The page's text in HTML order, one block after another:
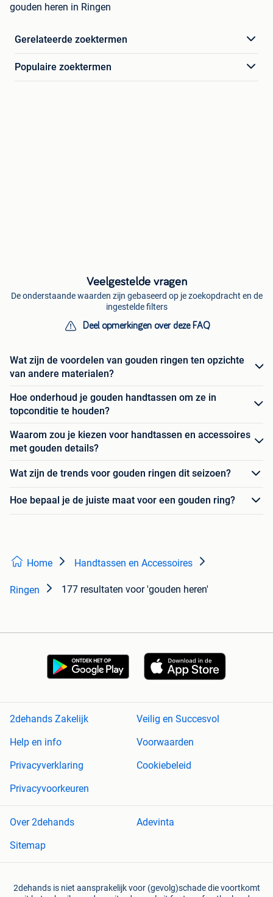
gouden heren in Ringen
Gerelateerde zoektermen
Populaire zoektermen
Veelgestelde vragen
De onderstaande waarden zijn gebaseerd op je zoekopdracht en de
ingestelde filters
Deel opmerkingen over deze FAQ
Wat zijn de voordelen van gouden ringen ten opzichte
van andere materialen?
Hoe onderhoud je gouden handtassen om ze in
topconditie te houden?
Waarom zou je kiezen voor handtassen en accessoires
met gouden details?
Wat zijn de trends voor gouden ringen dit seizoen?
Hoe bepaal je de juiste maat voor een gouden ring?
Home Handtassen en Accessoires
Ringen 177 resultaten voor 'gouden heren'
2dehands Zakelijk
Veilig en Succesvol
Help en info
Voorwaarden
Privacyverklaring
Cookiebeleid
Privacyvoorkeuren
Over 2dehands
Adevinta
Sitemap
2dehands is niet aansprakelijk voor (gevolg)schade die voortkomt